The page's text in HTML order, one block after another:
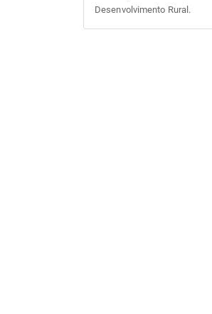
Desenvolvimento Rural.